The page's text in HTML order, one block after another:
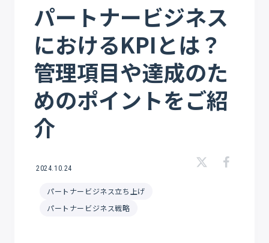
パートナービジネス
におけるKPIとは？
管理項目や達成のた
めのポイントをご紹
介
2024.10.24
パートナービジネス立ち上げ
パートナービジネス戦略